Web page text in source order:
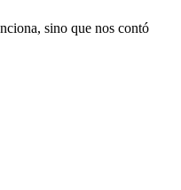
sino que nos contó